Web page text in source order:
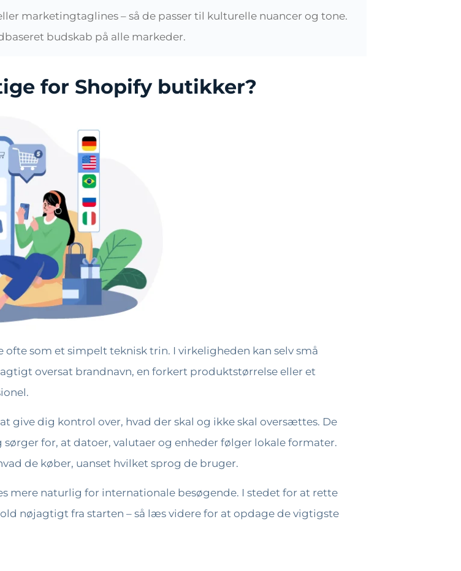
marketingtaglines – så de passer til kulturelle nuancer og tone.
budskab på alle markeder.
for Shopify butikker?
som et simpelt teknisk trin. I virkeligheden kan selv små
oversat brandnavn, en forkert produktstørrelse eller et
dig kontrol over, hvad der skal og ikke skal oversættes. De
for, at datoer, valutaer og enheder følger lokale formater.
de køber, uanset hvilket sprog de bruger.
mere naturlig for internationale besøgende. I stedet for at rette
nøjagtigt fra starten – så læs videre for at opdage de vigtigste